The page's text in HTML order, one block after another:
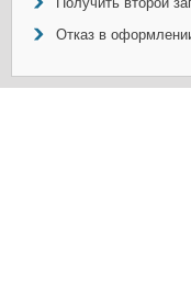
Отказ в